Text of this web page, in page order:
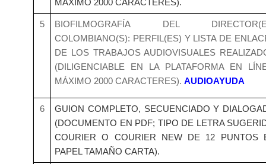
MÁXIMO 2000 CARACTERES).
5
BIOFILMOGRAFÍA DEL
COLOMBIANO(S): PERFIL(ES) Y LISTA DE
DE LOS TRABAJOS AUDIOVISUALES
(DILIGENCIABLE EN LA PLATAFORMA EN
MÁXIMO 2000 CARACTERES). AUDIOAYUDA
6
GUION COMPLETO, SECUENCIADO Y
(DOCUMENTO EN PDF; TIPO DE LETRA
COURIER O COURIER NEW DE 12 PUNTOS
PAPEL TAMAÑO CARTA).